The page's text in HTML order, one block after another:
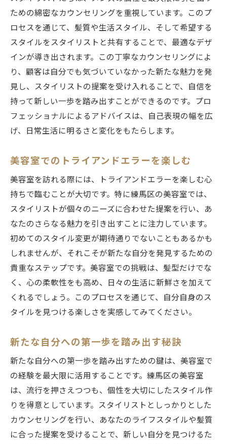
ための綿密なカウンセリングを重視しています。このプ
ロセスを通じて、髪質や生活スタイル、そして希望する
スタイルをスタイリストと共有することで、最適なデザ
インが導き出されます。この丁寧なカウンセリングによ
り、顧客は自分でも気づいていなかった新たな魅力を発
見し、スタイリストの提案を受け入れることで、自信を
持って新しい一歩を踏み出すことができるのです。プロ
フェッショナルによるアドバイスは、自己表現の幅を広
げ、日常生活に明るさと変化をもたらします。
美容室でのトライアンドエラーを楽しむ
美容室を訪れる際には、トライアンドエラーを楽しむ心
持ちで臨むことが大切です。特に練馬区の美容室では、
スタイリストが個々のニーズに合わせた提案を行い、あ
なたのさらなる魅力を引き出すことに注力しています。
初めてのスタイル変更が期待通りでないこともあるかも
しれませんが、それこそが新たな自分を発見するための
貴重なステップです。美容室での挑戦は、髪型だけでな
く、心の柔軟性をも高め、日々の生活に新鮮さを加えて
くれるでしょう。このプロセスを通じて、自分自身のス
タイルを見つける楽しさを実感してみてください。
新たな自分への第一歩を踏み出す秘訣
新たな自分への第一歩を踏み出すための鍵は、美容室で
の経験を最大限に活用することです。練馬区の美容室
は、流行を押さえつつも、個性を大切にしたスタイル作
りを得意としています。スタイリストとしっかりとした
カウンセリングを行い、あなたのライフスタイルや髪質
に合った提案を受けることで、新しい自分を見つけるた